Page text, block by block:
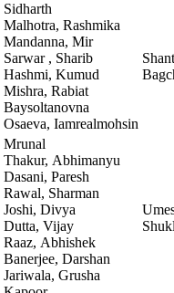
Sidharth
Malhotra, Rashmika
Mandanna, Mir
Sarwar , Sharib
Hashmi, Kumud
Mishra, Rabiat
Baysoltanovna
Osaeva, Iamrealmohsin
Mrunal
Thakur, Abhimanyu
Dasani, Paresh
Rawal, Sharman
Joshi, Divya
Dutta, Vijay
Raaz, Abhishek
Banerjee, Darshan
Jariwala, Grusha